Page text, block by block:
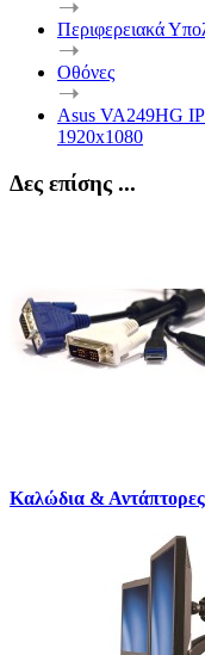
Περιφερειακά
Οθόνες
Asus VA249HG
1920x1080
Δες επίσης ...
Καλώδια & Αντάπτορες